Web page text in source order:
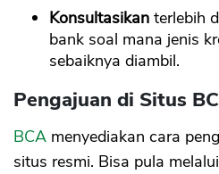
Konsultasikan terlebih
bank soal mana jenis
sebaiknya diambil.
Pengajuan di Situs
BCA menyediakan cara
situs resmi. Bisa pula